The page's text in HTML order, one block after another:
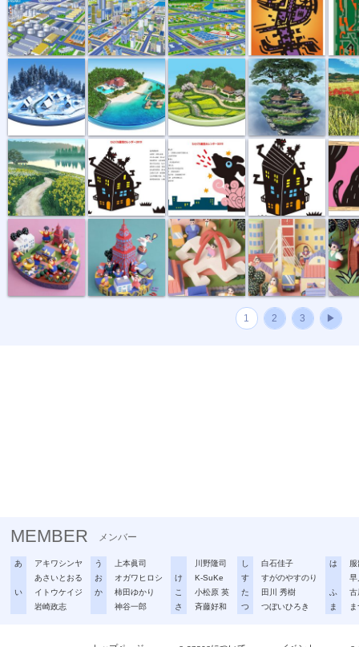
盆景 冬 盆景 夏 盆景 春 天空の民家 里山
明日に向かう道 午前１時のは... 夜空の星に叫... 午前１時のは... 窓辺
女子学生一人... 東京一人暮らし 街の暮らし09 街の暮らし08 街の
1 2 3 ▶
MEMBER メンバー
あ
アキワシンヤ
あさいとおる
い
イトウケイジ
岩崎政志
う
上本眞司
お
オガワヒロシ
か
柿田ゆかり
神谷一郎
川野隆司
け
K-SuKe
こ
小松原 英
さ
斉藤好和
し
白石佳子
す
すがのやすのり
た
田川 秀樹
つ
つぼいひろき
は
早
ふ
古
ま